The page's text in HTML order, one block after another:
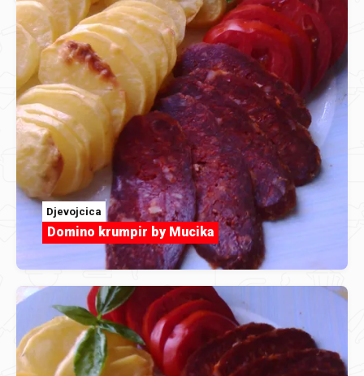
Djevojcica
Domino krumpir by Mucika